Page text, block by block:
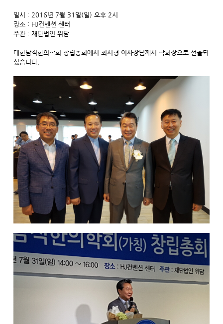
일시 : 2016년 7월 31일(일) 오후 2시
장소 : HJ컨벤션 센터
주관 : 재단법인 위담
대한담적한의학회 창립총회에서 최서형 이사장님께서 학회장으로 선출되
셨습니다.